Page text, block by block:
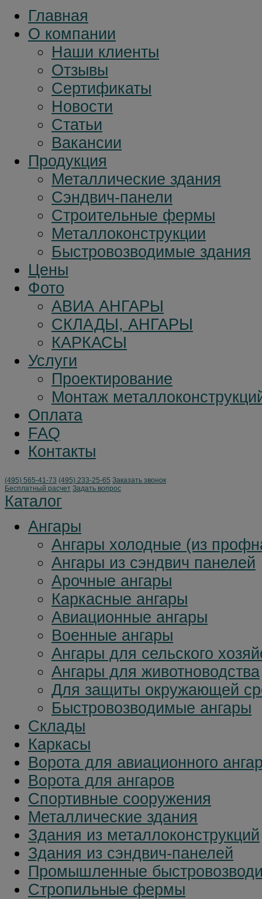
Главная
О компании
Наши клиенты
Отзывы
Сертификаты
Новости
Статьи
Вакансии
Продукция
Металлические здания
Сэндвич-панели
Строительные фермы
Металлоконструкции
Быстровозводимые здания
Цены
Фото
АВИА АНГАРЫ
СКЛАДЫ, АНГАРЫ
КАРКАСЫ
Услуги
Проектирование
Монтаж
Оплата
FAQ
Контакты
(495) 565-41-73 (495) 233-25-65 Заказать звонок
Бесплатный расчет Задать вопрос
Каталог
Ангары
Ангары холодные (из
Ангары из сэндвич панелей
Арочные ангары
Каркасные ангары
Авиационные ангары
Военные ангары
Ангары для сельского
Ангары для животноводства
Для защиты окружающей
Быстровозводимые ангары
Склады
Каркасы
Ворота для авиационного
Ворота для ангаров
Спортивные сооружения
Металлические здания
Здания из металлоконструкций
Здания из сэндвич-панелей
Промышленные
Стропильные фермы